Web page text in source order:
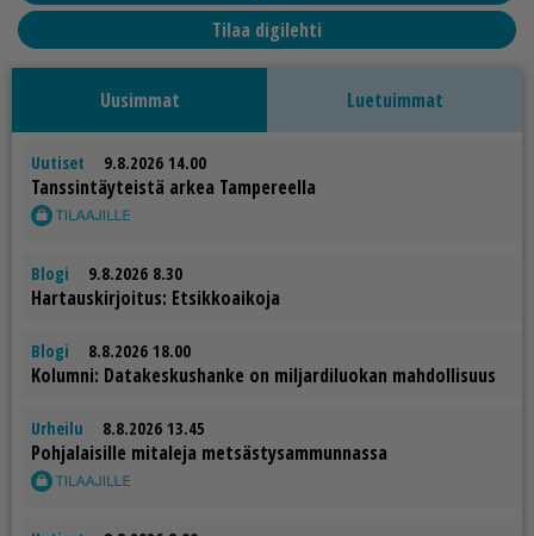
Tilaa digilehti
Uusimmat Luetuimmat
Uutiset 9.8.2026 14.00
Tans­sin­täy­teis­tä ar­kea Tam­pe­reel­la
Blogi 9.8.2026 8.30
Har­taus­kir­joi­tus: Et­sik­ko­ai­ko­ja
Blogi 8.8.2026 18.00
Ko­lum­ni: Da­ta­kes­kus­han­ke on mil­jar­di­luo­kan mah­dol­li­suus
Urheilu 8.8.2026 13.45
Poh­ja­lai­sil­le mi­ta­le­ja met­säs­ty­sam­mun­nas­sa